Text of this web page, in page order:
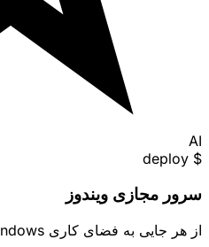
AI
$ deploy
سرور مجازی ویندوز
از هر جایی به فضای کاری Windows خود دسترسی داشته باشید